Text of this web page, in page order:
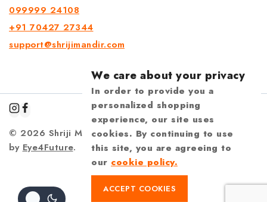
099999 24108
+91 70427 27344
support@shrijimandir.com
© 2026 Shriji Mandir | Design & Developed
by Eye4Future.
We care about your privacy
In order to provide you a
personalized shopping
experience, our site uses
cookies. By continuing to use
this site, you are agreeing to
our cookie policy.
ACCEPT COOKIES